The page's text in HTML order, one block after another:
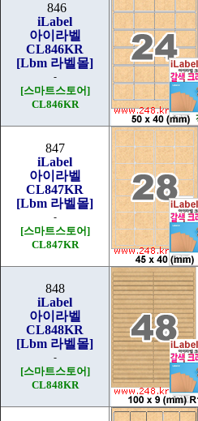
846
iLabel
아이라벨
CL846KR
[Lbm 라벨몰]
-
[스마트스토어]
CL846KR
847
iLabel
아이라벨
CL847KR
[Lbm 라벨몰]
-
[스마트스토어]
CL847KR
848
iLabel
아이라벨
CL848KR
[Lbm 라벨몰]
-
[스마트스토어]
CL848KR